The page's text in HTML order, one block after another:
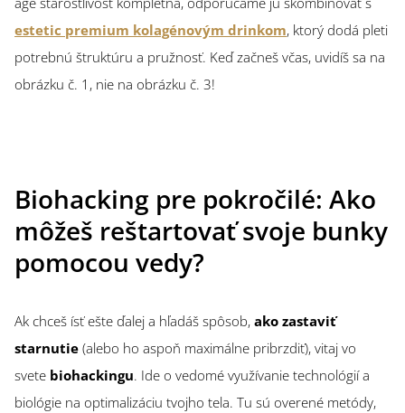
estetic premium kolagénovým drinkom, ktorý dodá pleti
potrebnú štruktúru a pružnosť. Keď začneš včas, uvidíš sa na
obrázku č. 1, nie na obrázku č. 3!
Biohacking pre pokročilé: Ako
môžeš reštartovať svoje bunky
pomocou vedy?
Ak chceš ísť ešte ďalej a hľadáš spôsob, ako zastaviť
starnutie (alebo ho aspoň maximálne pribrzdiť), vitaj vo
svete biohackingu. Ide o vedomé využívanie technológií a
biológie na optimalizáciu tvojho tela. Tu sú overené metódy,